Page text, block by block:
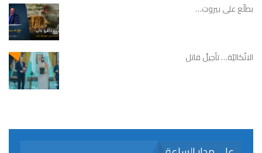
بطلّع على بيروت…
الاتّكاليّة… تأجيلٌ قاتل